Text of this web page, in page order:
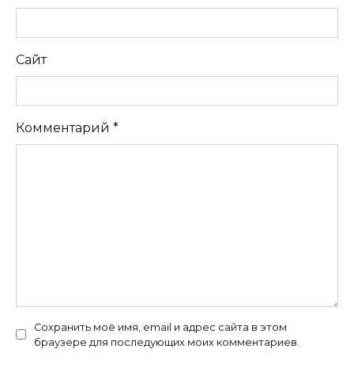
Сайт
Комментарий *
Сохранить моё имя, email и адрес сайта в этом
браузере для последующих моих комментариев.